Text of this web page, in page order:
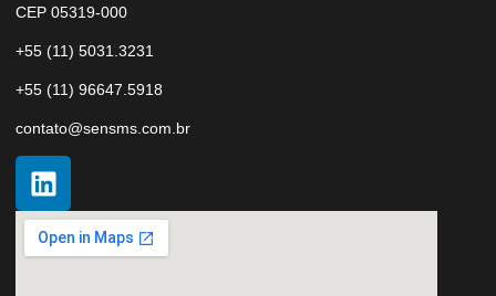
CEP 05319-000
+55 (11) 5031.3231
+55 (11) 96647.5918
contato@sensms.com.br